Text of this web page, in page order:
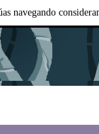
navegando